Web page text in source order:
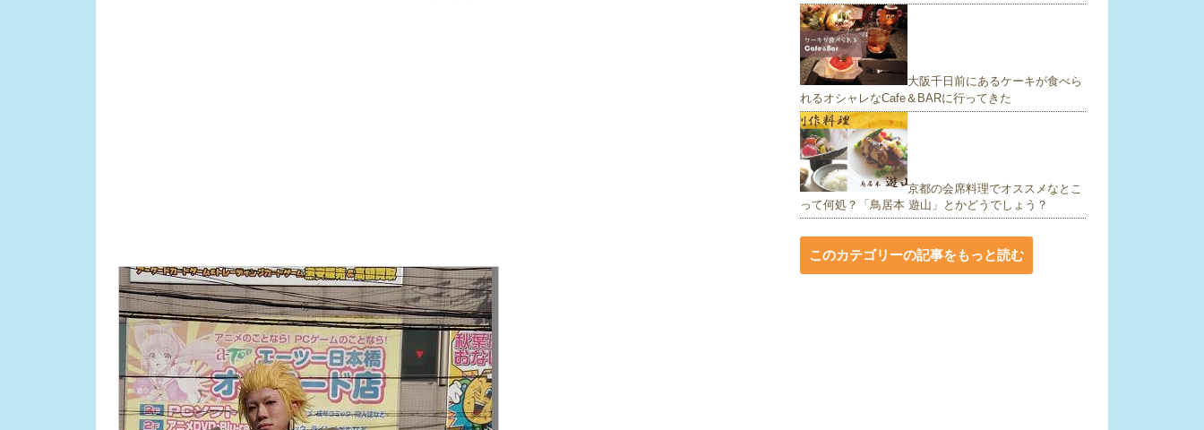
大阪千日前にあるケーキが食べら
れるオシャレなCafe＆BARに行ってきた
京都の会席料理でオススメなとこ
って何処？「鳥居本 遊山」とかどうでしょう？
このカテゴリーの記事をもっと読む